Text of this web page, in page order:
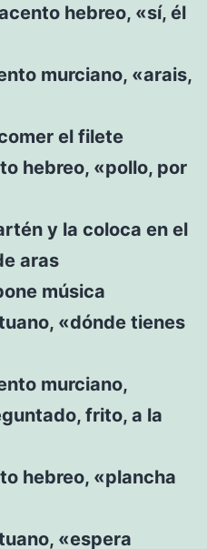
hebreo, «sí, él
murciano, «arais,
el filete
hebreo, «pollo, por
y la coloca en el
aras
música
«dónde tienes
murciano,
frito, a la
hebreo, «plancha
«espera